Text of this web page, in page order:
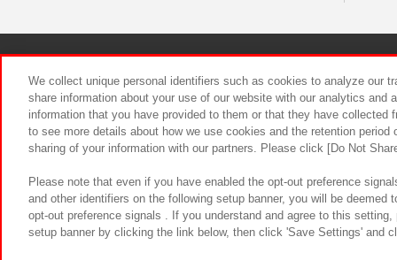
食品のご
We collect unique personal identifiers such as cookies to analyze our
share information about your use of our website with our analytics and
information that you have provided to them or that they have
to see more details about how we use cookies and the retention
sharing of your information with our partners. Please click [Do Not
Please note that even if you have enabled the opt-out preference
and other identifiers on the following setup banner, you will be
opt-out preference signals . If you understand and agree to this
setup banner by clicking the link below, then click 'Save Settings' and